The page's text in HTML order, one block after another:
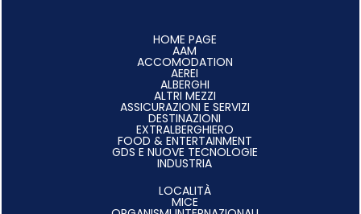
HOME PAGE
AAM
ACCOMODATION
AEREI
ALBERGHI
ALTRI MEZZI
ASSICURAZIONI E SERVIZI
DESTINAZIONI
EXTRALBERGHIERO
FOOD & ENTERTAINMENT
GDS E NUOVE TECNOLOGIE
INDUSTRIA
LOCALITÀ
MICE